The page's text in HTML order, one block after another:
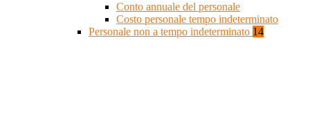
Conto annuale del personale
Costo personale tempo indeterminato
Personale non a tempo indeterminato 14